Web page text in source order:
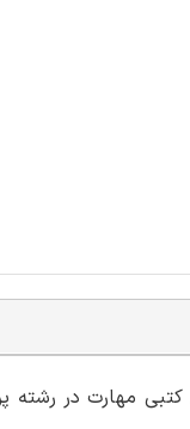
کتبی مهارت در رشته